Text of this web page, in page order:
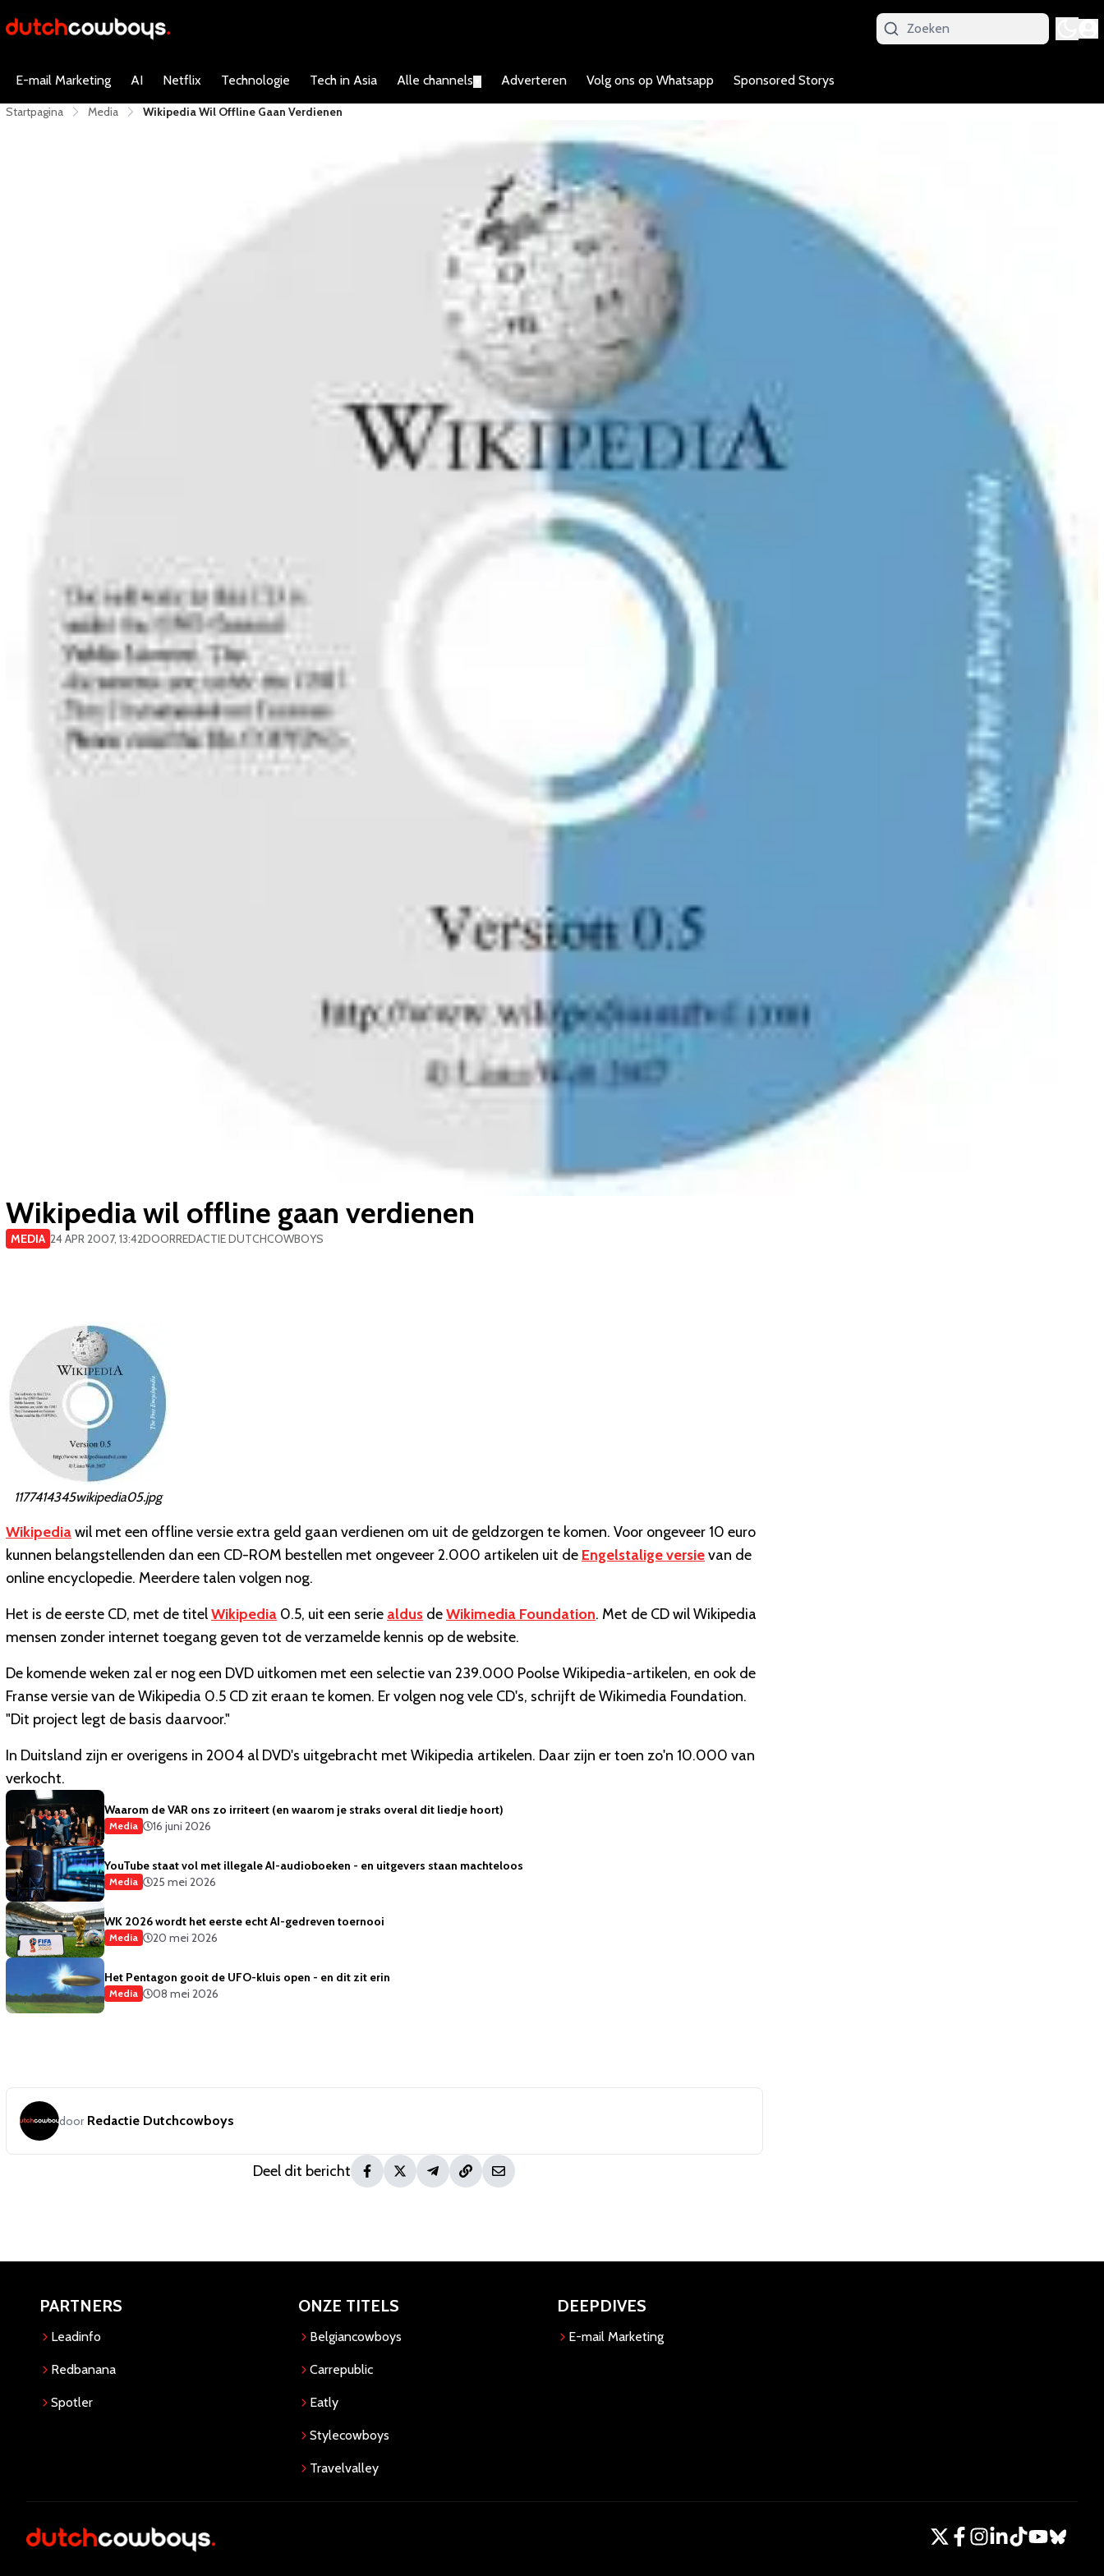
E-mail Marketing AI Netflix Technologie Tech in Asia Alle channels Adverteren Volg ons op Whatsapp Sponsored Storys
Startpagina Media Wikipedia Wil Offline Gaan Verdienen
Wikipedia wil offline gaan verdienen
MEDIA 24 APR 2007, 13:42DOORREDACTIE DUTCHCOWBOYS
1177414345wikipedia05.jpg
Wikipediawil met een offline versie extra geld gaan verdienen om uit de geldzorgen te komen. Voor ongeveer 10 euro
kunnen belangstellenden dan een CD-ROM bestellen met ongeveer 2.000 artikelen uit de Engelstalige versievan de
online encyclopedie. Meerdere talen volgen nog.
Het is de eerste CD, met de titelWikipedia 0.5, uit een serie aldus deWikimedia Foundation. Met de CD wil Wikipedia
mensen zonder internet toegang geven tot de verzamelde kennis op de website.
De komende weken zal er nog een DVD uitkomen met een selectie van 239.000 Poolse Wikipedia-artikelen, en ook de
Franse versie van de Wikipedia 0.5 CD zit eraan te komen. Er volgen nog vele CD's, schrijft de Wikimedia Foundation.
"Dit project legt de basis daarvoor."
In Duitsland zijn er overigens in 2004 al DVD's uitgebracht met Wikipedia artikelen. Daar zijn er toen zo'n 10.000 van
verkocht.
Waarom de VAR ons zo irriteert (en waarom je straks overal dit liedje hoort)
Media 16 juni 2026
YouTube staat vol met illegale AI-audioboeken - en uitgevers staan machteloos
Media 25 mei 2026
WK 2026 wordt het eerste echt AI-gedreven toernooi
Media 20 mei 2026
Het Pentagon gooit de UFO-kluis open - en dit zit erin
Media 08 mei 2026
door Redactie Dutchcowboys
Deel dit bericht
PARTNERS
Leadinfo
Redbanana
Spotler
ONZE TITELS
Belgiancowboys
Carrepublic
Eatly
Stylecowboys
Travelvalley
DEEPDIVES
E-mail Marketing